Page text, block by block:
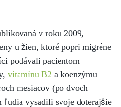
v roku 2009,
u žien, ktoré popri migréne
podávali pacientom
vitamínu B2 a koenzýmu
mesiacov (po dvoch
ľudia vysadili svoje doterajšie